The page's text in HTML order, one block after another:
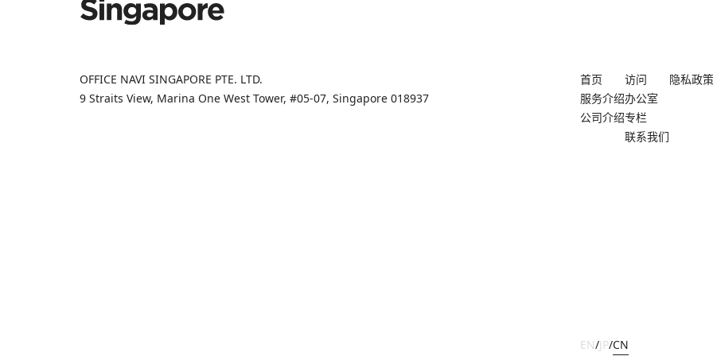
OFFICE NAVI SINGAPORE PTE. LTD.
9 Straits View, Marina One West Tower, #05-07, Singapore 018937
首页
服务介绍
公司介绍
访问
办公室
专栏
联系我们
隐私政
EN/JP/CN